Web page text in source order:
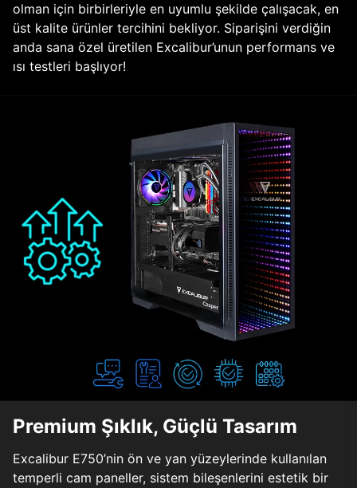
olman için birbirleriyle en uyumlu şekilde çalışacak, en
üst kalite ürünler tercihini bekliyor. Siparişini verdiğin
anda sana özel üretilen Excalibur’unun performans ve
ısı testleri başlıyor!
Premium Şıklık, Güçlü Tasarım
Excalibur E750’nin ön ve yan yüzeylerinde kullanılan
temperli cam paneller, sistem bileşenlerini estetik bir